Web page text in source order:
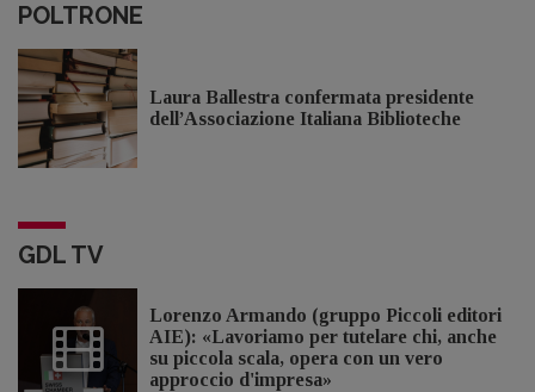
POLTRONE
Laura Ballestra confermata presidente
dell’Associazione Italiana Biblioteche
GDL TV
Lorenzo Armando (gruppo Piccoli editori
AIE): «Lavoriamo per tutelare chi, anche
su piccola scala, opera con un vero
approccio d'impresa»